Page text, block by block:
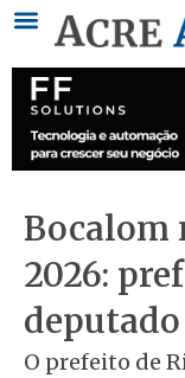
conteúdo
Bocalom
2026:
O prefeito de